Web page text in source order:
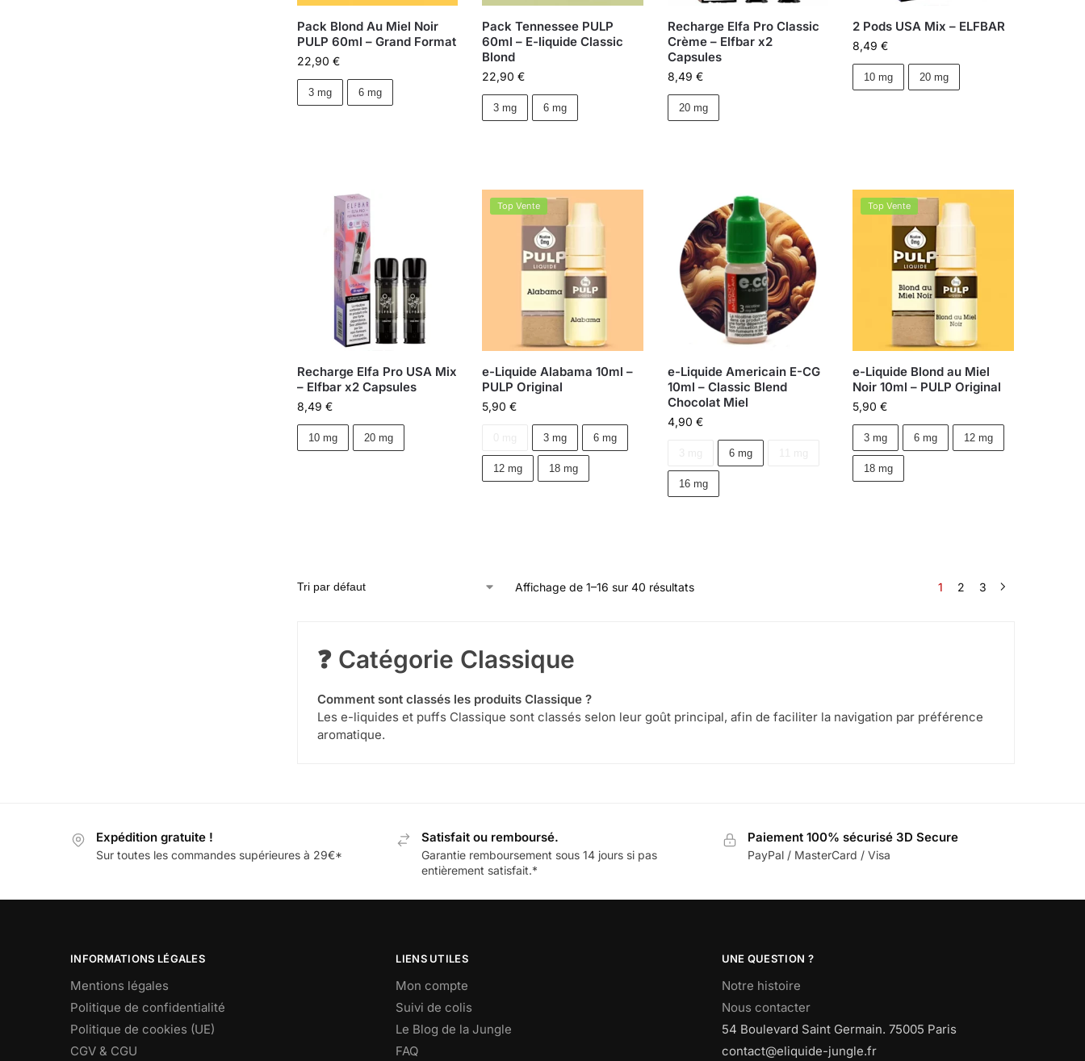
Pack Blond Au Miel Noir
PULP 60ml – Grand Format
22,90 €
3 mg 6 mg
Pack Tennessee PULP
60ml – E-liquide Classic
Blond
22,90€
3 mg 6 mg
Recharge Elfa Pro Classic
Crème – Elfbar x2
Capsules
8,49 €
20 mg
2 Pods USA Mix – ELFBAR
8,49€
10 mg 20 mg
Recharge Elfa Pro USA Mix
– Elfbar x2 Capsules
8,49 €
10 mg 20 mg
Top Vente
e-Liquide Alabama 10ml –
PULP Original
5,90€
3 mg 6 mg
12 mg 18 mg
e-Liquide Americain E-CG
10ml – Classic Blend
Chocolat Miel
4,90 €
6 mg
16 mg
Top Vente
e-Liquide Blond au Miel
Noir 10ml – PULP Original
5,90€
3 mg 6 mg 12 mg
18 mg
Affichage de 1–16 sur 40 résultats 1 2 3
❓ Catégorie Classique
Comment sont classés les produits Classique ?
Les e-liquides et puffs Classique sont classés selon leur goût principal, afin de faciliter la navigation par préférence
aromatique.
Expédition gratuite !
Sur toutes les commandes supérieures à 29€*
Satisfait ou remboursé.
Garantie remboursement sous 14 jours si pas
entièrement satisfait.*
Paiement 100% sécurisé 3D Secure
PayPal / MasterCard / Visa
INFORMATIONS LÉGALES
Mentions légales
Politique de confidentialité
Politique de cookies (UE)
CGV & CGU
LIENS UTILES
Mon compte
Suivi de colis
Le Blog de la Jungle
FAQ
UNE QUESTION ?
Notre histoire
Nous contacter
54 Boulevard Saint Germain. 75005 Paris
contact@eliquide-jungle.fr